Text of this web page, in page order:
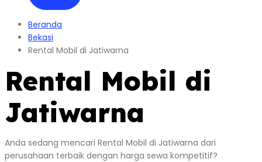
Beranda
Bekasi
Rental Mobil di Jatiwarna
Rental Mobil di
Jatiwarna
Anda sedang mencari Rental Mobil di Jatiwarna dari
perusahaan terbaik dengan harga sewa kompetitif?